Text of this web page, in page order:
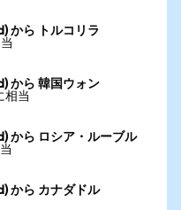
から トルコリラ
から 韓国ウォン
相当
から ロシア・ルーブル
から カナダドル